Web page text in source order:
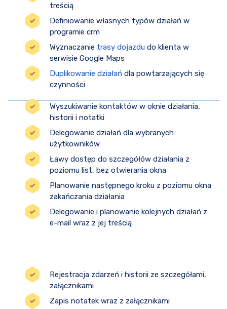
treścią
Definiowanie własnych typów działań w
programie crm
Wyznaczanie trasy dojazdu do klienta w
serwisie Google Maps
Duplikowanie działań dla powtarzających się
czynności
Wyszukiwanie kontaktów w oknie działania,
historii i notatki
Delegowanie działań dla wybranych
użytkowników
Ławy dostęp do szczegółów działania z
poziomu list, bez otwierania okna
Planowanie następnego kroku z poziomu okna
zakańczania działania
Delegowanie i planowanie kolejnych działań z
e-mail wraz z jej treścią
Rejestracja zdarzeń i historii ze szczegółami,
załącznikami
Zapis notatek wraz z załącznikami